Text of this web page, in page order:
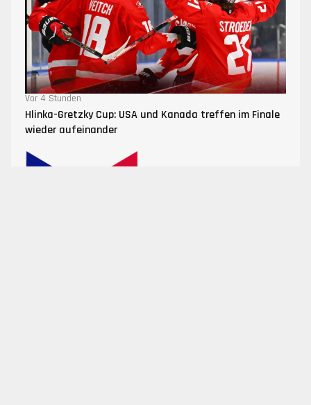
Vor 4 Stunden
Hlinka-Gretzky Cup: USA und Kanada treffen im Finale
wieder aufeinander